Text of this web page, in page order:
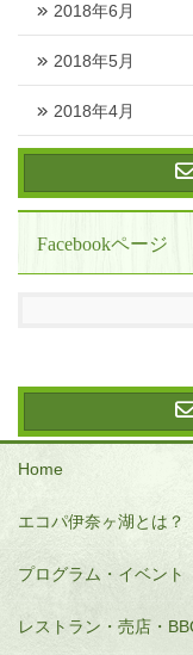
2018年6月
2018年5月
2018年4月
Facebookページ
Home
エコパ伊奈ヶ湖とは？
プログラム・イベント
レストラン・売店・